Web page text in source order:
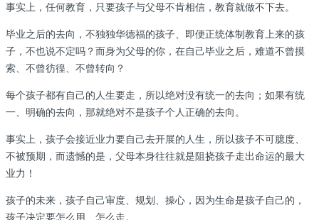
事实上，任何教育，只要孩子与父母不肯相信，教育就做不下去。
毕业之后的去向，不独独华德福的孩子、即便正统体制教育上来的孩
子，不也说不定吗？而身为父母的你，在自己毕业之后，难道不曾摸
索、不曾彷徨、不曾转向？
每个孩子都有自己的人生要走，所以绝对没有统一的去向；如果有统
一、明确的去向，那就绝对不是孩子个人正确的去向。
事实上，孩子会接近业力要自己去开展的人生，所以孩子不可臆度、
不被预期，而遗憾的是，父母本身往往就是阻挠孩子走出命运的最大
业力！
孩子的未来，孩子自己审度、规划、操心，因为生命是孩子自己的，
孩子决定要怎么用、怎么走。